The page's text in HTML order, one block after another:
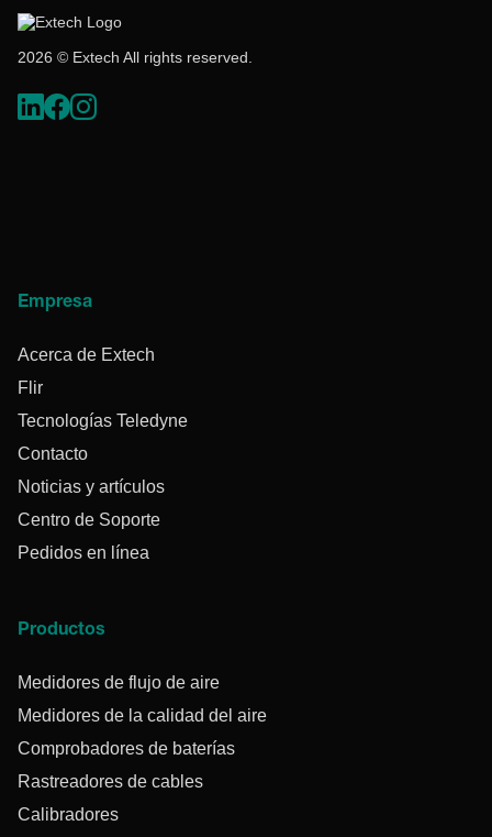
2026 © Extech All rights reserved.
Empresa
Acerca de Extech
Flir
Tecnologías Teledyne
Contacto
Noticias y artículos
Centro de Soporte
Pedidos en línea
Productos
Medidores de flujo de aire
Medidores de la calidad del aire
Comprobadores de baterías
Rastreadores de cables
Calibradores